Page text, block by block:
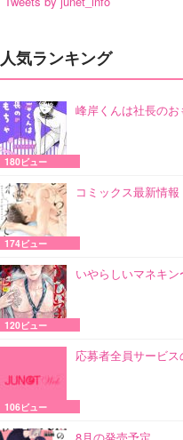
人気ランキング
峰岸くんは社長のお
180ビュー
コミックス最新情報
174ビュー
いやらしいマネキン
120ビュー
応募者全員サービ
106ビュー